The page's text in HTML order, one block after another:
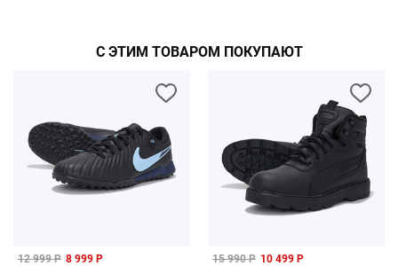
С ЭТИМ ТОВАРОМ ПОКУПАЮТ
12 999 Р 8 999 Р 15 990 Р 10 499 Р